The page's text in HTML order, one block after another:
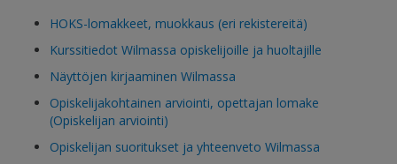
HOKS-lomakkeet, muokkaus (eri rekistereitä)
Kurssitiedot Wilmassa opiskelijoille ja huoltajille
Näyttöjen kirjaaminen Wilmassa
Opiskelijakohtainen arviointi, opettajan lomake
(Opiskelijan arviointi)
Opiskelijan suoritukset ja yhteenveto Wilmassa